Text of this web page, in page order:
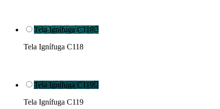
Tela Ignífuga C118
Tela Ignífuga C118
Tela Ignífuga C119
Tela Ignífuga C119